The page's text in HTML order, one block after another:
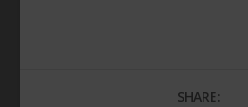
SHARE: